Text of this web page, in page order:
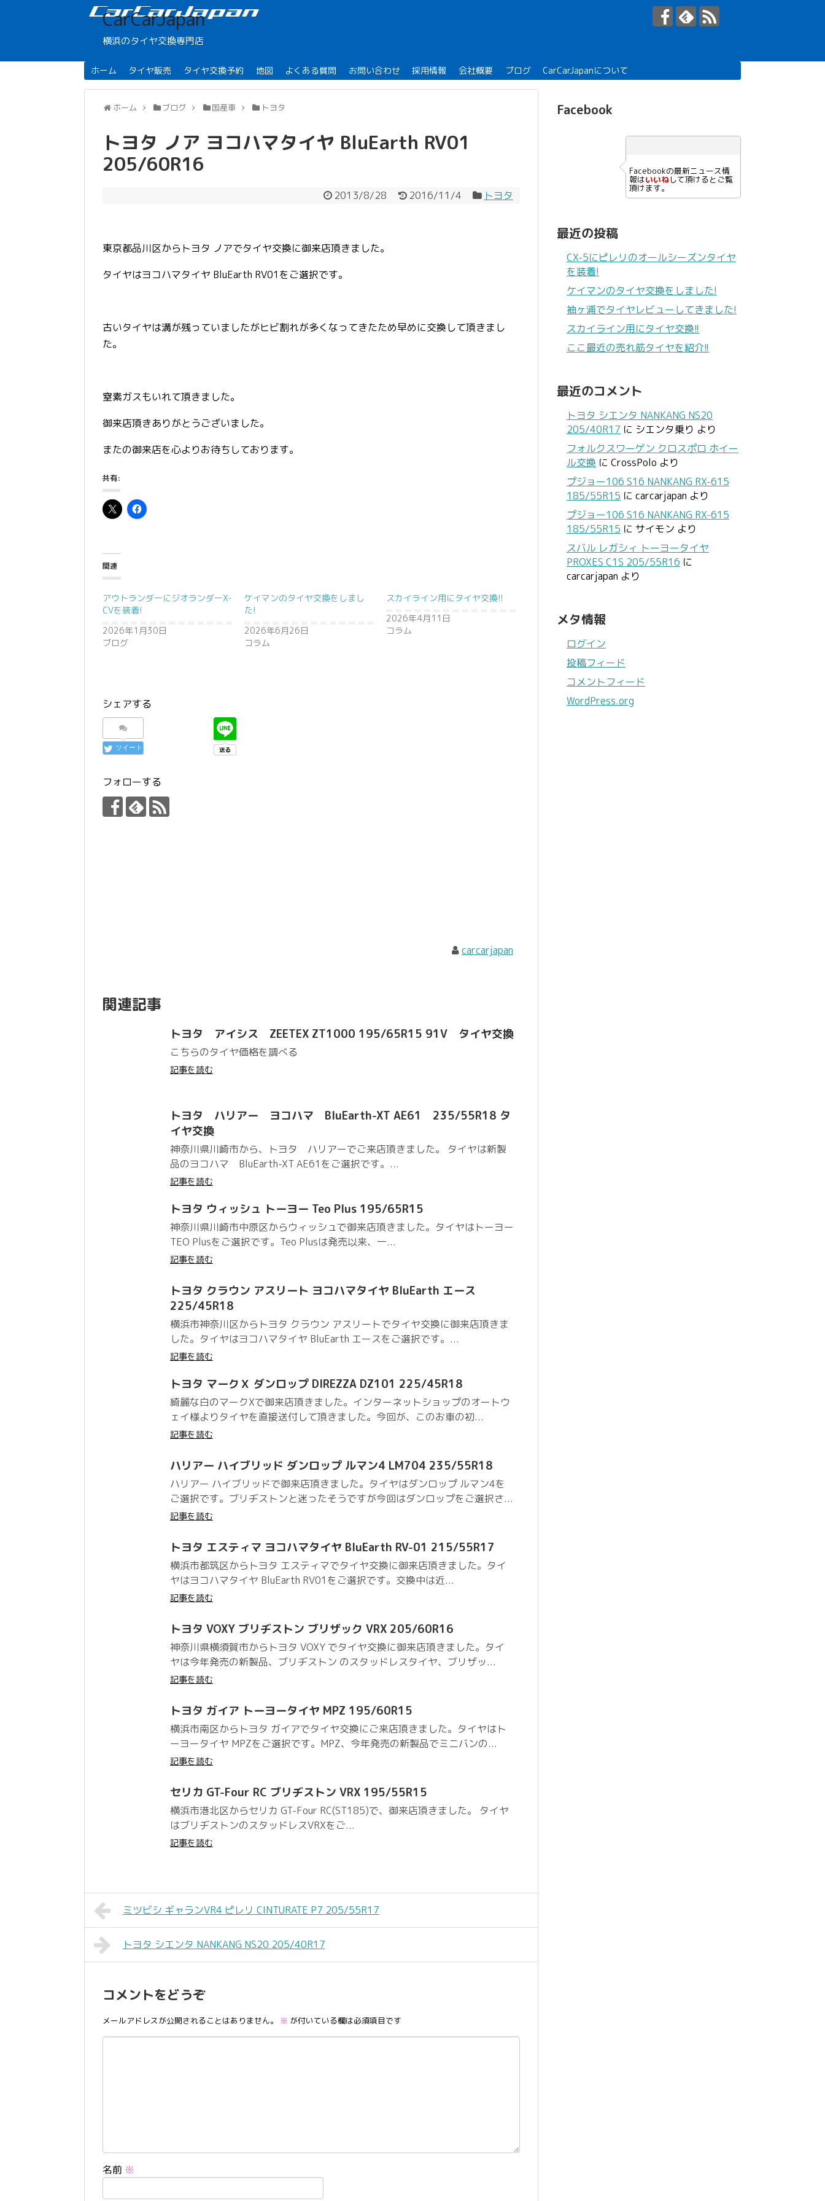
CarCarJapan
横浜のタイヤ交換専門店
ホーム タイヤ販売 タイヤ交換予約 地図 よくある質問 お問い合わせ 採用情報 会社概要 ブログ CarCarJapanについて
ホーム ブログ 国産車 トヨタ
トヨタ ノア ヨコハマタイヤ BluEarth RV01
205/60R16
2013/8/28 2016/11/4 トヨタ
東京都品川区からトヨタ ノアでタイヤ交換に御来店頂きました。
タイヤはヨコハマタイヤ BluEarth RV01をご選択です。
古いタイヤは溝が残っていましたがヒビ割れが多くなってきたため早めに交換して頂きまし
た。
窒素ガスもいれて頂きました。
御来店頂きありがとうございました。
またの御来店を心よりお待ちしております。
共有:
関連
アウトランダーにジオランダーX-
CVを装着!
2026年1月30日
ブログ
ケイマンのタイヤ交換をしまし
た!
2026年6月26日
コラム
スカイライン用にタイヤ交換!!
2026年4月11日
コラム
シェアする
ツイート
フォローする
carcarjapan
関連記事
トヨタ アイシス ZEETEX ZT1000 195/65R15 91V タイヤ交換
こちらのタイヤ価格を調べる
記事を読む
トヨタ ハリアー ヨコハマ BluEarth-XT AE61 235/55R18 タ
イヤ交換
神奈川県川崎市から、トヨタ ハリアーでご来店頂きました。 タイヤは新製
品のヨコハマ BluEarth-XT AE61をご選択です。...
記事を読む
トヨタ ウィッシュ トーヨー Teo Plus 195/65R15
神奈川県川崎市中原区からウィッシュで御来店頂きました。タイヤはトーヨー
TEO Plusをご選択です。Teo Plusは発売以来、一...
記事を読む
トヨタ クラウン アスリート ヨコハマタイヤ BluEarth エース
225/45R18
横浜市神奈川区からトヨタ クラウン アスリートでタイヤ交換に御来店頂きま
した。タイヤはヨコハマタイヤ BluEarth エースをご選択です。...
記事を読む
トヨタ マークＸ ダンロップ DIREZZA DZ101 225/45R18
綺麗な白のマークXで御来店頂きました。インターネットショップのオートウ
ェイ様よりタイヤを直接送付して頂きました。今回が、このお車の初...
記事を読む
ハリアー ハイブリッド ダンロップ ルマン4 LM704 235/55R18
ハリアー ハイブリッドで御来店頂きました。タイヤはダンロップ ルマン4を
ご選択です。ブリヂストンと迷ったそうですが今回はダンロップをご選択さ...
記事を読む
トヨタ エスティマ ヨコハマタイヤ BluEarth RV-01 215/55R17
横浜市都筑区からトヨタ エスティマでタイヤ交換に御来店頂きました。タイ
ヤはヨコハマタイヤ BluEarth RV01をご選択です。交換中は近...
記事を読む
トヨタ VOXY ブリヂストン ブリザック VRX 205/60R16
神奈川県横須賀市からトヨタ VOXY でタイヤ交換に御来店頂きました。タイ
ヤは今年発売の新製品、ブリヂストン のスタッドレスタイヤ、ブリザッ...
記事を読む
トヨタ ガイア トーヨータイヤ MPZ 195/60R15
横浜市南区からトヨタ ガイアでタイヤ交換にご来店頂きました。タイヤはト
ーヨータイヤ MPZをご選択です。MPZ、今年発売の新製品でミニバンの...
記事を読む
セリカ GT-Four RC ブリヂストン VRX 195/55R15
横浜市港北区からセリカ GT-Four RC(ST185)で、御来店頂きました。 タイヤ
はブリヂストンのスタッドレスVRXをご...
記事を読む
ミツビシ ギャランVR4 ピレリ CINTURATE P7 205/55R17
トヨタ シエンタ NANKANG NS20 205/40R17
コメントをどうぞ
メールアドレスが公開されることはありません。 ※ が付いている欄は必須項目です
名前 ※
Facebook
Facebookの最新ニュース情
報はいいねして頂けるとご覧
頂けます。
最近の投稿
CX-5にピレリのオールシーズンタイヤ
を装着!
ケイマンのタイヤ交換をしました!
袖ヶ浦でタイヤレビューしてきました!
スカイライン用にタイヤ交換!!
ここ最近の売れ筋タイヤを紹介!!
最近のコメント
トヨタ シエンタ NANKANG NS20
205/40R17 に シエンタ乗り より
フォルクスワーゲン クロスポロ ホイー
ル交換 に CrossPolo より
プジョー106 S16 NANKANG RX-615
185/55R15 に carcarjapan より
プジョー106 S16 NANKANG RX-615
185/55R15 に サイモン より
スバル レガシィ トーヨータイヤ
PROXES C1S 205/55R16 に
carcarjapan より
メタ情報
ログイン
投稿フィード
コメントフィード
WordPress.org